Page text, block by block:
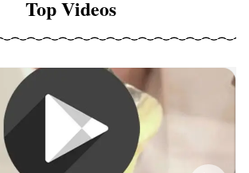
Top Videos